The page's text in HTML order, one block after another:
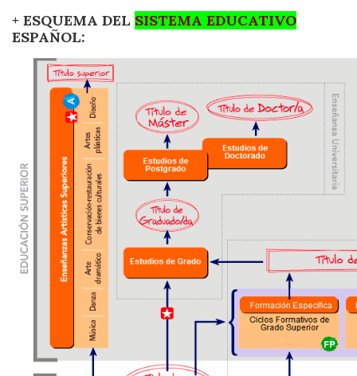
+ ESQUEMA DEL SISTEMA EDUCATIVO
ESPAÑOL: